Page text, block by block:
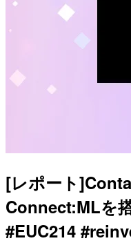
[レポート
Connect:MLを
#EUC214